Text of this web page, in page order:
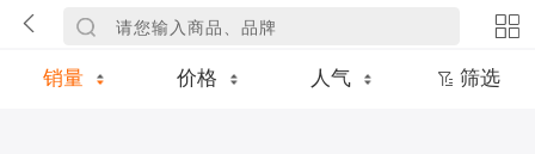
销量 价格 人气 筛选